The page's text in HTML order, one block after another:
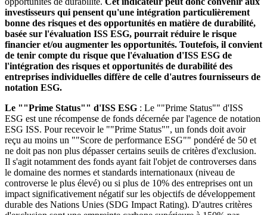
investisseurs qui pensent qu'une intégration particulièrement
bonne des risques et des opportunités en matière de durabilité,
basée sur l'évaluation ISS ESG, pourrait réduire le risque
financier et/ou augmenter les opportunités. Toutefois, il convient
de tenir compte du risque que l'évaluation d'ISS ESG de
l'intégration des risques et opportunités de durabilité des
entreprises individuelles diffère de celle d'autres fournisseurs de
notation ESG.
Le ""Prime Status"" d'ISS ESG : Le ""Prime Status"" d'ISS
ESG est une récompense de fonds décernée par l'agence de notation
ESG ISS. Pour recevoir le ""Prime Status"", un fonds doit avoir
reçu au moins un ""Score de performance ESG"" pondéré de 50 et
ne doit pas non plus dépasser certains seuils de critères d'exclusion.
Il s'agit notamment des fonds ayant fait l'objet de controverses dans
le domaine des normes et standards internationaux (niveau de
controverse le plus élevé) ou si plus de 10% des entreprises ont un
impact significativement négatif sur les objectifs de développement
durable des Nations Unies (SDG Impact Rating). D'autres critères